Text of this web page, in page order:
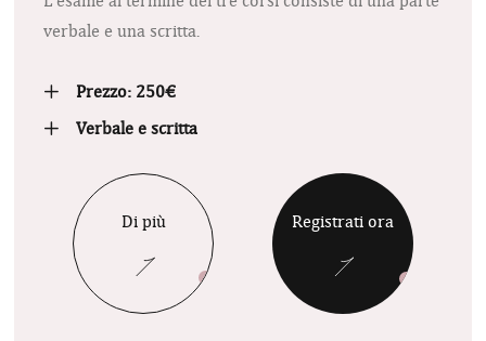
verbale e una scritta.
Prezzo: 250€
Verbale e scritta
Di più Registrati ora